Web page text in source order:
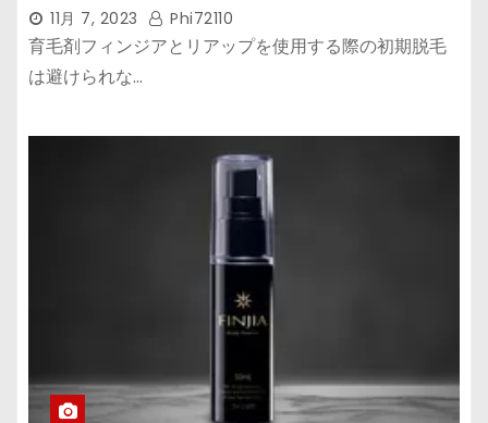
11月 7, 2023 Phi72110
育毛剤フィンジアとリアップを使用する際の初期脱毛
は避けられな…